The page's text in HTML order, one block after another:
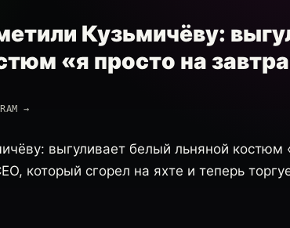
Кузьмичёву:
«я просто на
→
выгуливает белый льняной костюм
который сгорел на яхте и теперь